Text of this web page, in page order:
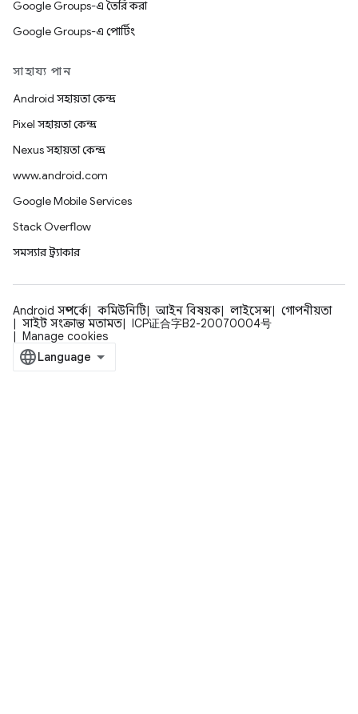
Google Groups-এ তৈরি করা
Google Groups-এ পোর্টিং
সাহায্য পান
Android সহায়তা কেন্দ্র
Pixel সহায়তা কেন্দ্র
Nexus সহায়তা কেন্দ্র
www.android.com
Google Mobile Services
Stack Overflow
সমস্যার ট্র্যাকার
Android সম্পর্কে কমিউনিটি আইন বিষয়ক লাইসেন্স
গোপনীয়তা
সাইট সংক্রান্ত মতামত
ICP证合字B2-20070004号
Manage cookies